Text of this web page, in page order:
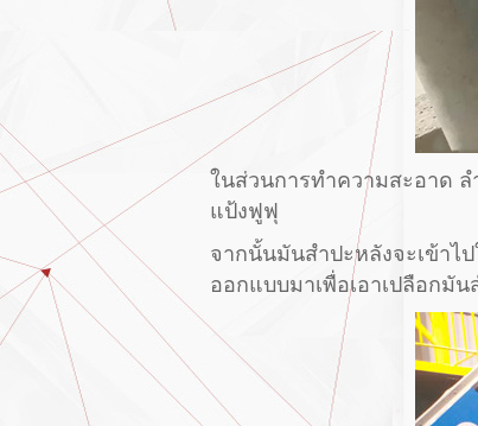
ในส่วนการทำความสะอาด
แป้งฟูฟุ
จากนั้นมันสำปะหลังจะเข้าไ
ออกแบบมาเพื่อเอาเปลือกมั